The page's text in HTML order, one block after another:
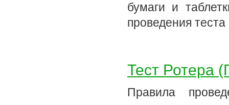
бумаги и
проведения
Тест Ротера
Правила